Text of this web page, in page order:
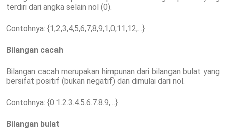
terdiri dari angka selain nol (0).
Contohnya: {1,2,3,4,5,6,7,8,9,1,0,11,12,...}
Bilangan cacah
Bilangan cacah merupakan himpunan dari bilangan bulat yang
bersifat positif (bukan negatif) dan dimulai dari nol.
Contohnya: {0.1.2.3.4.5.6.7.8.9,...}
Bilangan bulat